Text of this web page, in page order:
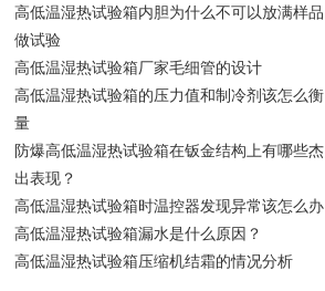
高低温湿热试验箱内胆为什么不可以放满样品
做试验
高低温湿热试验箱厂家毛细管的设计
高低温湿热试验箱的压力值和制冷剂该怎么衡
量
防爆高低温湿热试验箱在钣金结构上有哪些杰
出表现？
高低温湿热试验箱时温控器发现异常该怎么办
高低温湿热试验箱漏水是什么原因？
高低温湿热试验箱压缩机结霜的情况分析